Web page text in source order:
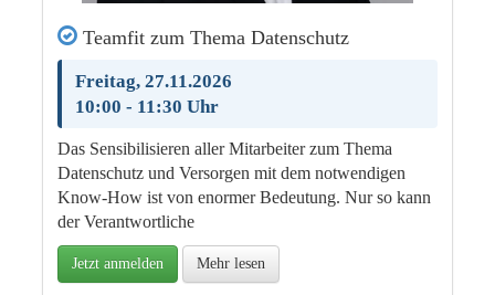
Teamfit zum Thema Datenschutz
Freitag, 27.11.2026
10:00 - 11:30 Uhr
Das Sensibilisieren aller Mitarbeiter zum Thema
Datenschutz und Versorgen mit dem notwendigen
Know-How ist von enormer Bedeutung. Nur so kann
der Verantwortliche
Jetzt anmelden Mehr lesen